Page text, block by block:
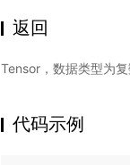
返回
Tensor，数据类型为
代码示例